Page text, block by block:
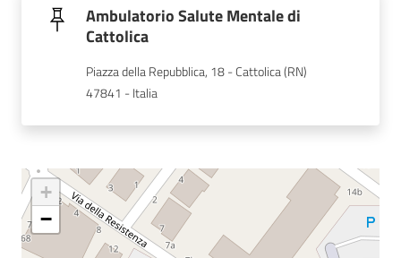
Servizi
Bandi
Concorsi
Seguici
Ambulatorio Salute Mentale di
Cattolica
Piazza della Repubblica, 18 - Cattolica (RN)
47841 - Italia
+
−